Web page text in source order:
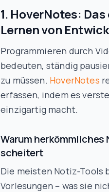
1. HoverNotes:
Lernen von
Programmieren durch
bedeuten, ständig
zu müssen. HoverNotes
erfassen, indem es
einzigartig macht.
Warum
scheitert
Die meisten Notiz-Tools
Vorlesungen – was sie